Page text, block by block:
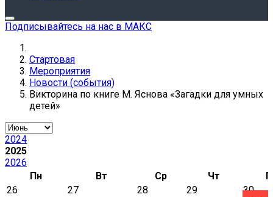
Подписывайтесь на нас в МАКС
Стартовая
Мероприятия
Новости (события)
Викторина по книге М. Яснова «Загадки для умных
детей»
2024
2025
2026
Пн
Вт Ср Чт
26
27 28 29 30